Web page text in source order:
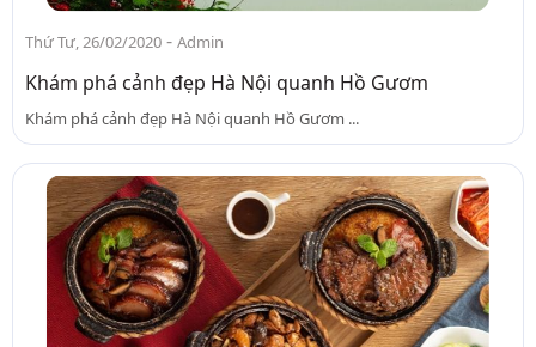
Thứ Tư, 26/02/2020 - Admin
Khám phá cảnh đẹp Hà Nội quanh Hồ Gươm
Khám phá cảnh đẹp Hà Nội quanh Hồ Gươm ...